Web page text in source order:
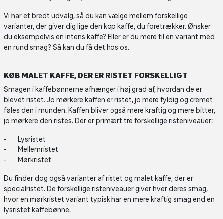
Vi har et bredt udvalg, så du kan vælge mellem forskellige
varianter, der giver dig lige den kop kaffe, du foretrækker. Ønsker
du eksempelvis en intens kaffe? Eller er du mere til en variant med
en rund smag? Så kan du få det hos os.
KØB MALET KAFFE, DER ER RISTET FORSKELLIGT
Smagen i kaffebønnerne afhænger i høj grad af, hvordan de er
blevet ristet. Jo mørkere kaffen er ristet, jo mere fyldig og cremet
føles den i munden. Kaffen bliver også mere kraftig og mere bitter,
jo mørkere den ristes. Der er primært tre forskellige risteniveauer:
Lysristet
Mellemristet
Mørkristet
Du finder dog også varianter af ristet og malet kaffe, der er
specialristet. De forskellige risteniveauer giver hver deres smag,
hvor en mørkristet variant typisk har en mere kraftig smag end en
lysristet kaffebønne.